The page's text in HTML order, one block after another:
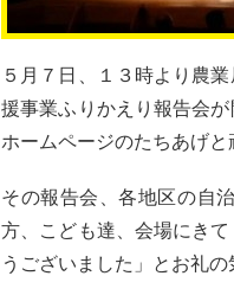
５月７日、１３時より農
援事業ふりかえり報告会
ホームページのたちあげと
その報告会、各地区の自
方、こども達、会場にき
うございました」とお礼の